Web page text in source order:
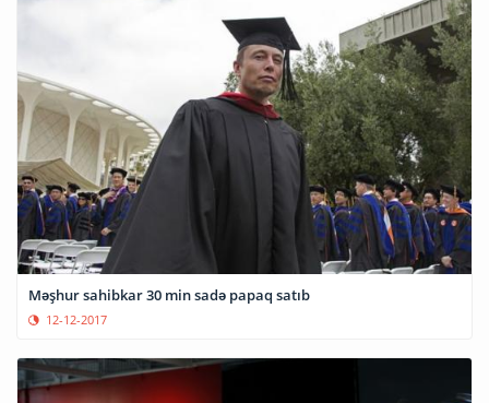
Məşhur sahibkar 30 min sadə papaq satıb
12-12-2017